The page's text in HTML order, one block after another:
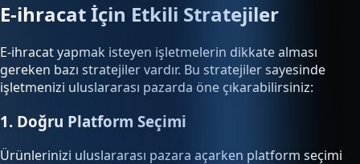
E-ihracat İçin Etkili Stratejiler
E-ihracat yapmak isteyen işletmelerin dikkate alması
gereken bazı stratejiler vardır. Bu stratejiler sayesinde
işletmenizi uluslararası pazarda öne çıkarabilirsiniz:
1. Doğru Platform Seçimi
Ürünlerinizi uluslararası pazara açarken platform seçimi